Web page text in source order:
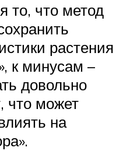
то, что метод
растения
к минусам –
довольно
что может
на